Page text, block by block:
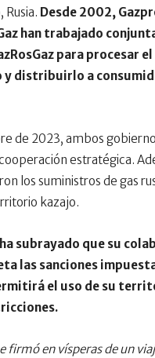
Desde 2002,
han trabajado
para procesar el
distribuirlo a
de 2023, ambos
estratégica.
los suministros de gas
kazajo.
subrayado que su
las sanciones
el uso de su
firmó en vísperas de un